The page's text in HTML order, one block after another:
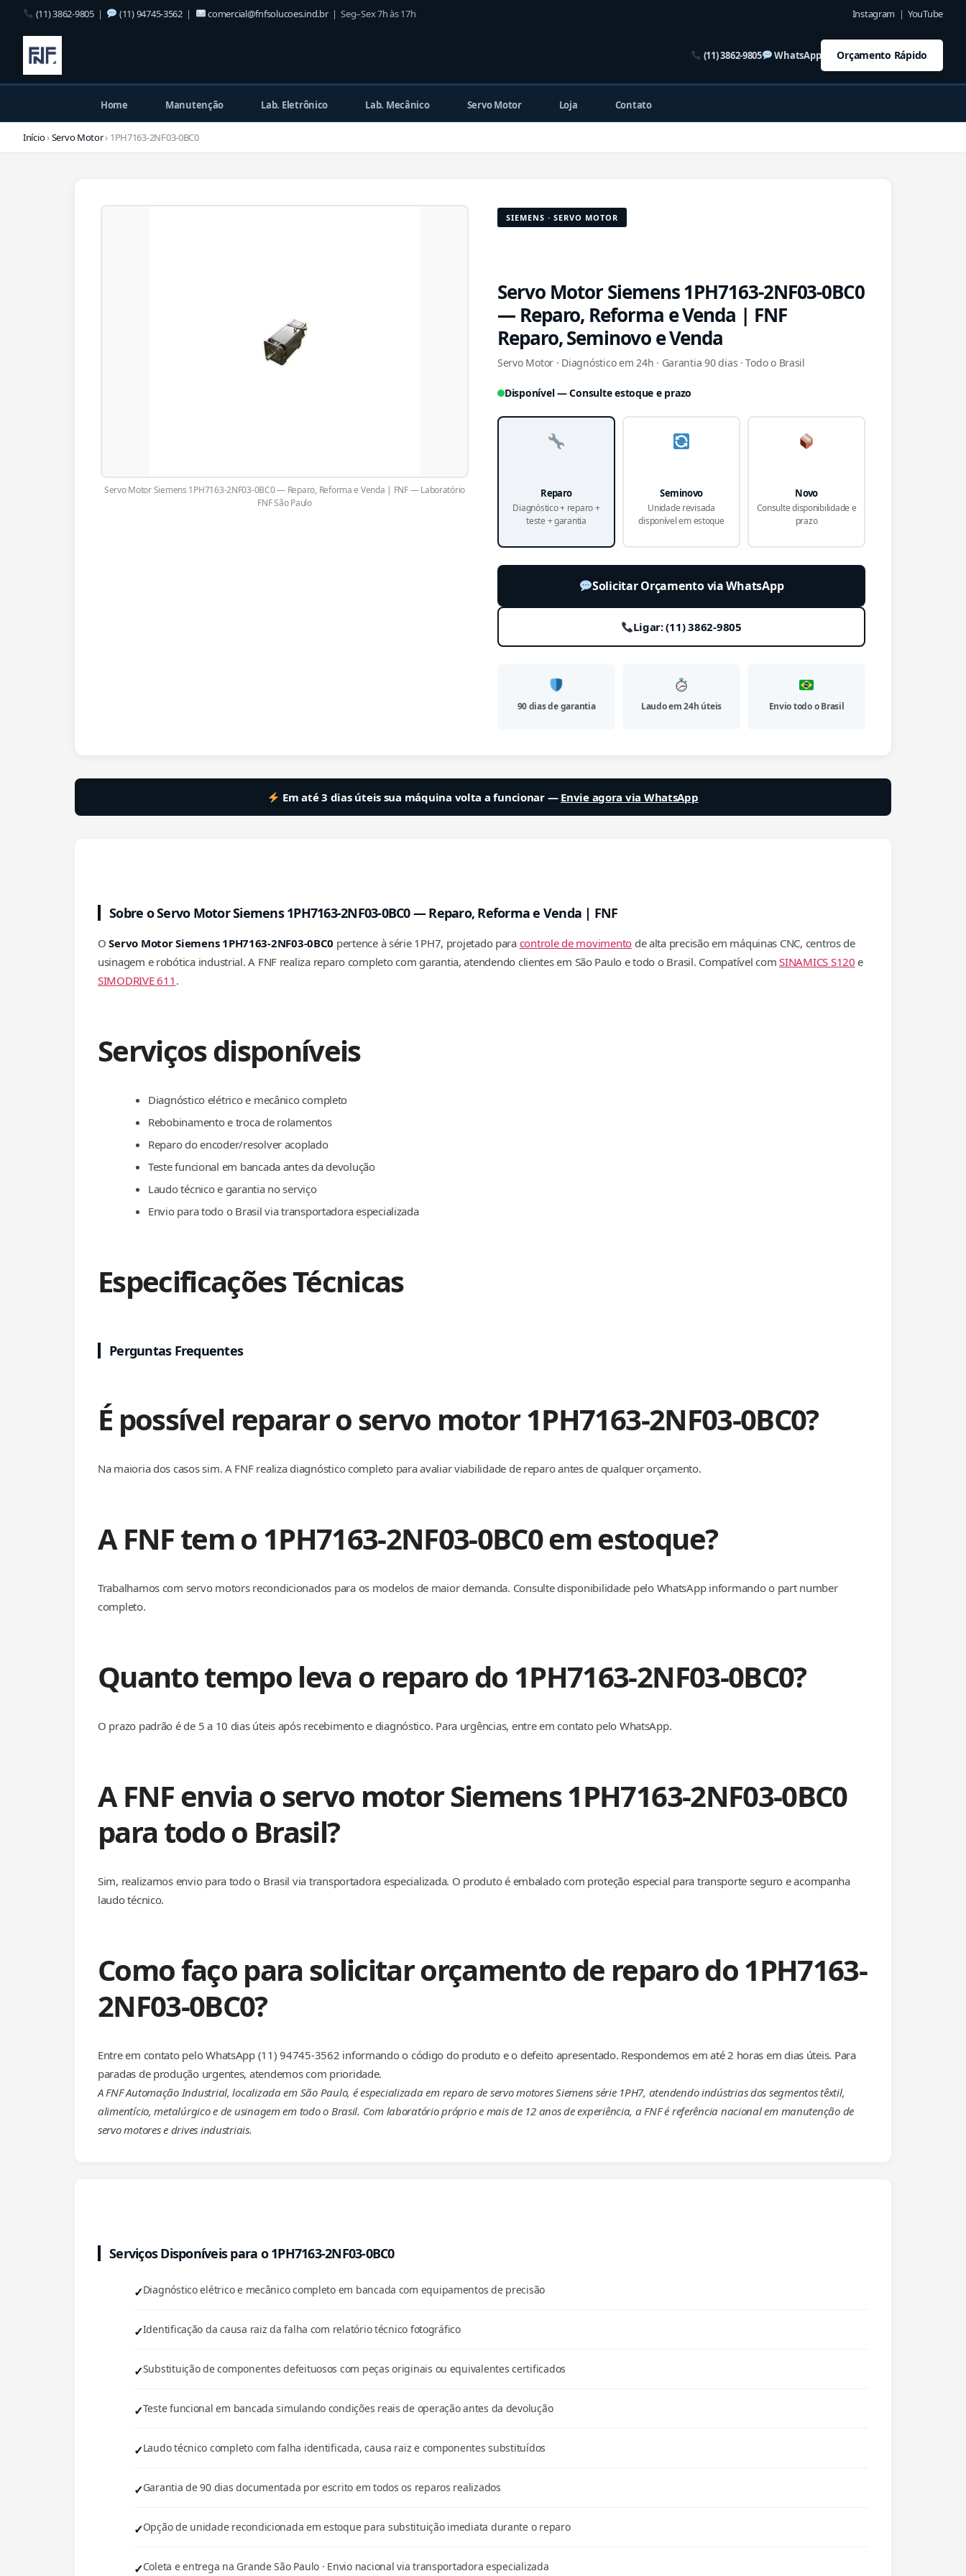
(11) 3862-9805| (11) 94745-3562| comercial@fnfsolucoes.ind.br| Seg–Sex 7h às 17h Instagram | YouTube
(11) 3862-9805 WhatsApp Orçamento Rápido
Home Manutenção Lab. Eletrônico Lab. Mecânico Servo Motor Loja Contato
Início›Servo Motor› 1PH7163-2NF03-0BC0
Servo Motor Siemens 1PH7163-2NF03-0BC0 — Reparo, Reforma e Venda | FNF — Laboratório
FNF São Paulo
SIEMENS · SERVO MOTOR
Servo Motor Siemens 1PH7163-2NF03-0BC0
— Reparo, Reforma e Venda | FNF
Reparo, Seminovo e Venda
Servo Motor · Diagnóstico em 24h · Garantia 90 dias · Todo o Brasil
Disponível — Consulte estoque e prazo
Reparo
Diagnóstico + reparo +
teste + garantia
Seminovo
Unidade revisada
disponível em estoque
Novo
Consulte disponibilidade e
prazo
Solicitar Orçamento via WhatsApp
Ligar: (11) 3862-9805
90 dias de garantia Laudo em 24h úteis Envio todo o Brasil
Em até 3 dias úteis sua máquina volta a funcionar — Envie agora via WhatsApp
Sobre o Servo Motor Siemens 1PH7163-2NF03-0BC0 — Reparo, Reforma e Venda | FNF
OServo Motor Siemens 1PH7163-2NF03-0BC0 pertence à série 1PH7, projetado para controle de movimento de alta precisão em máquinas CNC, centros de
usinagem e robótica industrial. A FNF realiza reparo completo com garantia, atendendo clientes em São Paulo e todo o Brasil. Compatível comSINAMICS S120 e
SIMODRIVE 611 .
Serviços disponíveis
Diagnóstico elétrico e mecânico completo
Rebobinamento e troca de rolamentos
Reparo do encoder/resolver acoplado
Teste funcional em bancada antes da devolução
Laudo técnico e garantia no serviço
Envio para todo o Brasil via transportadora especializada
Especificações Técnicas
Perguntas Frequentes
É possível reparar o servo motor 1PH7163-2NF03-0BC0?
Na maioria dos casos sim. A FNF realiza diagnóstico completo para avaliar viabilidade de reparo antes de qualquer orçamento.
A FNF tem o 1PH7163-2NF03-0BC0 em estoque?
Trabalhamos com servo motors recondicionados para os modelos de maior demanda. Consulte disponibilidade pelo WhatsApp informando o part number
completo.
Quanto tempo leva o reparo do 1PH7163-2NF03-0BC0?
O prazo padrão é de 5 a 10 dias úteis após recebimento e diagnóstico. Para urgências, entre em contato pelo WhatsApp.
A FNF envia o servo motor Siemens 1PH7163-2NF03-0BC0
para todo o Brasil?
Sim, realizamos envio para todo o Brasil via transportadora especializada. O produto é embalado com proteção especial para transporte seguro e acompanha
laudo técnico.
Como faço para solicitar orçamento de reparo do 1PH7163-
2NF03-0BC0?
Entre em contato pelo WhatsApp (11) 94745-3562 informando o código do produto e o defeito apresentado. Respondemos em até 2 horas em dias úteis. Para
paradas de produção urgentes, atendemos com prioridade.
A FNF Automação Industrial, localizada em São Paulo, é especializada em reparo de servo motores Siemens série 1PH7, atendendo indústrias dos segmentos têxtil,
alimentício, metalúrgico e de usinagem em todo o Brasil. Com laboratório próprio e mais de 12 anos de experiência, a FNF é referência nacional em manutenção de
servo motores e drives industriais.
Serviços Disponíveis para o 1PH7163-2NF03-0BC0
Diagnóstico elétrico e mecânico completo em bancada com equipamentos de precisão
Identificação da causa raiz da falha com relatório técnico fotográfico
Substituição de componentes defeituosos com peças originais ou equivalentes certificados
Teste funcional em bancada simulando condições reais de operação antes da devolução
Laudo técnico completo com falha identificada, causa raiz e componentes substituídos
Garantia de 90 dias documentada por escrito em todos os reparos realizados
Opção de unidade recondicionada em estoque para substituição imediata durante o reparo
Coleta e entrega na Grande São Paulo · Envio nacional via transportadora especializada